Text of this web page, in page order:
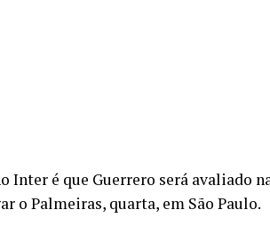
Inter é que Guerrero será avaliado
o Palmeiras, quarta, em São Paulo.